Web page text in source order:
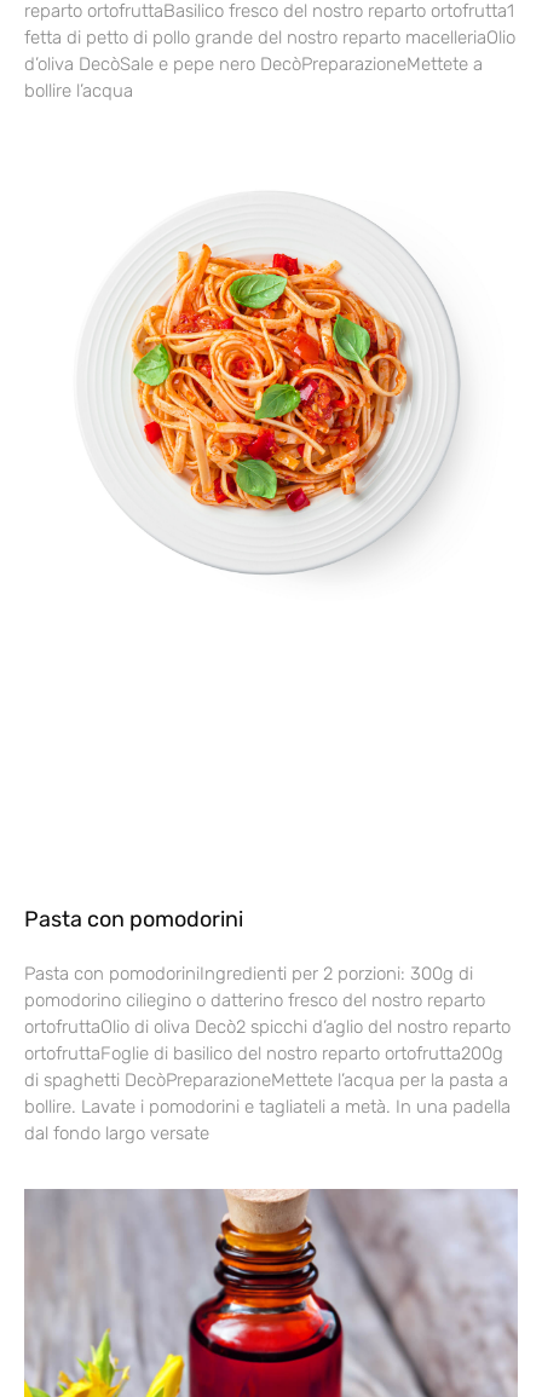
reparto ortofruttaBasilico fresco del nostro reparto ortofrutta1
fetta di petto di pollo grande del nostro reparto macelleriaOlio
d’oliva DecòSale e pepe nero DecòPreparazioneMettete a
bollire l’acqua
Pasta con pomodorini
Pasta con pomodoriniIngredienti per 2 porzioni: 300g di
pomodorino ciliegino o datterino fresco del nostro reparto
ortofruttaOlio di oliva Decò2 spicchi d’aglio del nostro reparto
ortofruttaFoglie di basilico del nostro reparto ortofrutta200g
di spaghetti DecòPreparazioneMettete l’acqua per la pasta a
bollire. Lavate i pomodorini e tagliateli a metà. In una padella
dal fondo largo versate